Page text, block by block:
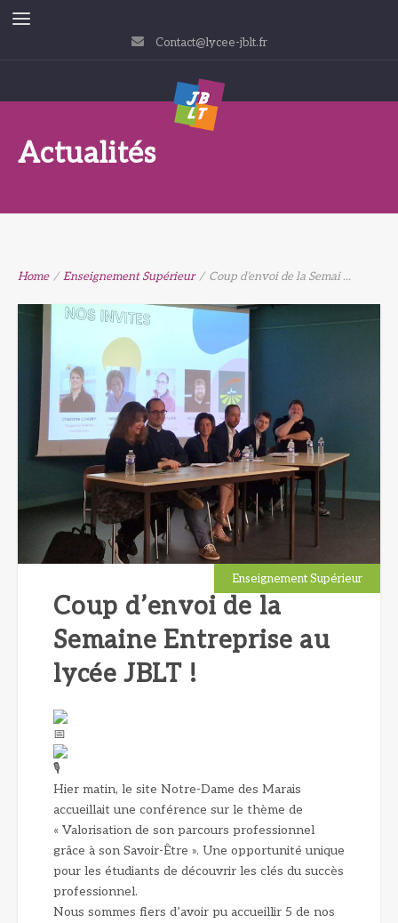
Contact@lycee-jblt.fr
Actualités
Home /Enseignement Supérieur / Coup d’envoi de la Semai ...
Enseignement Supérieur
Coup d’envoi de la
Semaine Entreprise au
lycée JBLT !
Hier matin, le site Notre-Dame des Marais
accueillait une conférence sur le thème de
« Valorisation de son parcours professionnel
grâce à son Savoir-Être ». Une opportunité unique
pour les étudiants de découvrir les clés du succès
professionnel.
Nous sommes fiers d’avoir pu accueillir 5 de nos